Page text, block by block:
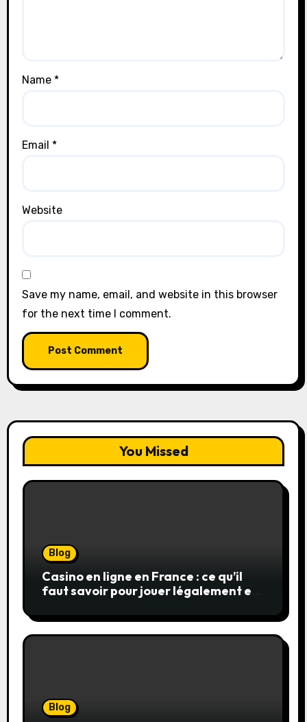
Name *
Email *
Website
Save my name, email, and website in this browser
for the next time I comment.
You Missed
Blog
Casino en ligne en France : ce qu’il
faut savoir pour jouer légalement et
Blog